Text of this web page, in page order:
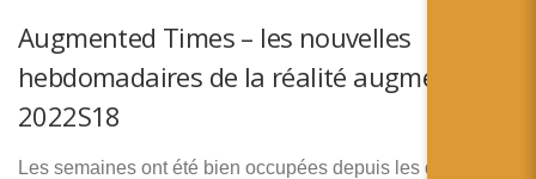
Augmented Times – les nouvelles
hebdomadaires de la réalité augmentée –
2022S18
Les semaines ont été bien occupées depuis les dernières